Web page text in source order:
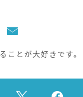
ことが大好きです。